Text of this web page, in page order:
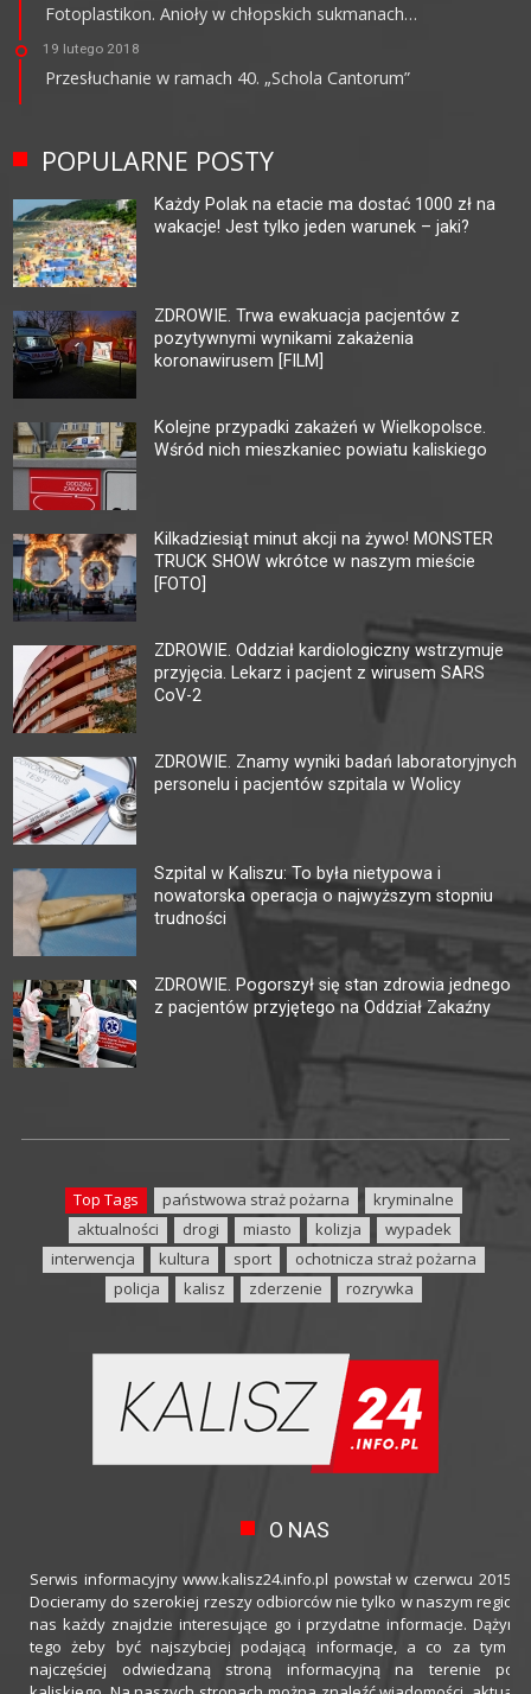
Fotoplastikon. Anioły w chłopskich sukmanach…
19 lutego 2018
Przesłuchanie w ramach 40. „Schola Cantorum”
POPULARNE POSTY
Każdy Polak na etacie ma dostać 1000 zł na
wakacje! Jest tylko jeden warunek – jaki?
ZDROWIE. Trwa ewakuacja pacjentów z
pozytywnymi wynikami zakażenia
koronawirusem [FILM]
Kolejne przypadki zakażeń w Wielkopolsce.
Wśród nich mieszkaniec powiatu kaliskiego
Kilkadziesiąt minut akcji na żywo! MONSTER
TRUCK SHOW wkrótce w naszym mieście
[FOTO]
ZDROWIE. Oddział kardiologiczny wstrzymuje
przyjęcia. Lekarz i pacjent z wirusem SARS
CoV-2
ZDROWIE. Znamy wyniki badań laboratoryjnych
personelu i pacjentów szpitala w Wolicy
Szpital w Kaliszu: To była nietypowa i
nowatorska operacja o najwyższym stopniu
trudności
ZDROWIE. Pogorszył się stan zdrowia jednego
z pacjentów przyjętego na Oddział Zakaźny
Top Tags państwowa straż pożarna
kryminalne
aktualności
drogi miasto kolizja
wypadek
interwencja
kultura sport
ochotnicza straż pożarna
policja
kalisz zderzenie rozrywka
O NAS
Serwis informacyjny www.kalisz24.info.pl powstał w czerwcu 2015
Docieramy do szerokiej rzeszy odbiorców nie tylko w naszym
nas każdy znajdzie interesujące go i przydatne informacje.
tego żeby być najszybciej podającą informacje, a co za tym
najczęściej odwiedzaną stroną informacyjną na terenie